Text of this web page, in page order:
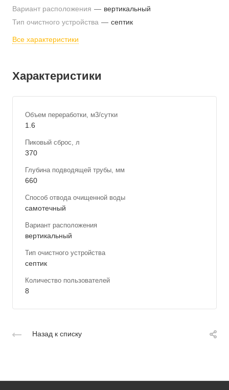
Вариант расположения — вертикальный
Тип очистного устройства — септик
Все характеристики
Характеристики
Объем переработки, м3/сутки
1.6
Пиковый сброс, л
370
Глубина подводящей трубы, мм
660
Способ отвода очищенной воды
самотечный
Вариант расположения
вертикальный
Тип очистного устройства
септик
Количество пользователей
8
Назад к списку